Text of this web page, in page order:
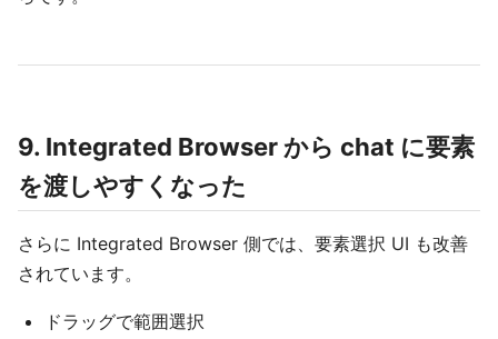
9. Integrated Browser から chat に要素
を渡しやすくなった
さらに Integrated Browser 側では、要素選択 UI も改善
されています。
ドラッグで範囲選択